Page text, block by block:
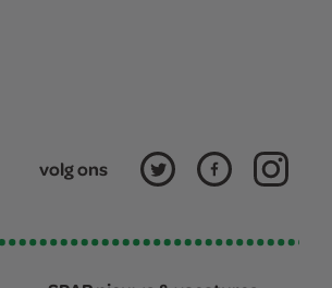
volg ons